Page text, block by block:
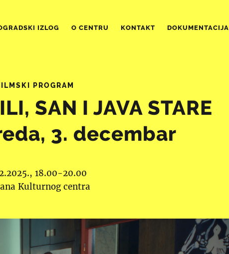
IZLOG O CENTRU KONTAKT DOKUMENTACIJA
PROGRAM
SAN I JAVA STARE
3. decembar
18.00-20.00
Kulturnog centra